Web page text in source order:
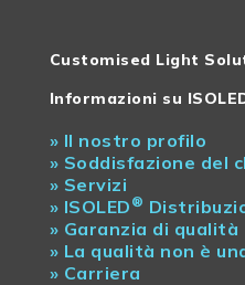
Customised Light
Informazioni su
» Il nostro profilo
» Soddisfazione del
» Servizi
» ISOLED ®
» Garanzia di qualità
» La qualità non è
» Carriera